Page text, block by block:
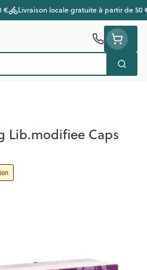
€ Livraison locale gratuite à partir de 50
Lib.modifiee Caps